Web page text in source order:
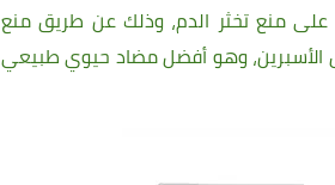
منع تخثر الدم، وذلك عن طريق منع
الأسبرين، وهو أفضل مضاد حيوي طبيعي